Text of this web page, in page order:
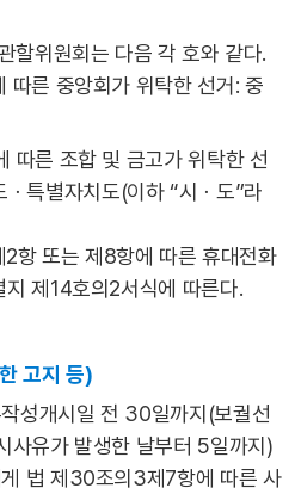
위원회는 다음 각 호와 같다.
따른 중앙회가 위탁한 선거: 중
따른 조합 및 금고가 위탁한 선
특별자치도(이하 “시ㆍ도”라
항 또는 제8항에 따른 휴대전화
제14호의2서식에 따른다.
고지 등)
성개시일 전 30일까지(보궐선
사유가 발생한 날부터 5일까지)
법 제30조의3제7항에 따른 사